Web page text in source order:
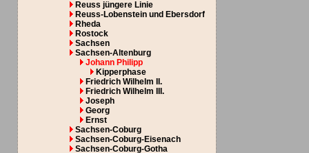
Reuss jüngere Linie
Reuss-Lobenstein und Ebersdorf
Rheda
Rostock
Sachsen
Sachsen-Altenburg
Johann Philipp
Kipperphase
Friedrich Wilhelm II.
Friedrich Wilhelm III.
Joseph
Georg
Ernst
Sachsen-Coburg
Sachsen-Coburg-Eisenach
Sachsen-Coburg-Gotha